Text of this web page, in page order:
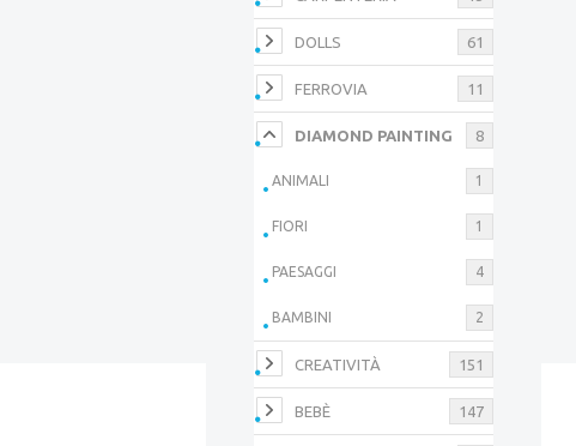
DOLLS 61
FERROVIA 11
DIAMOND PAINTING 8
ANIMALI 1
FIORI 1
PAESAGGI 4
BAMBINI 2
CREATIVITÀ 151
BEBÈ 147